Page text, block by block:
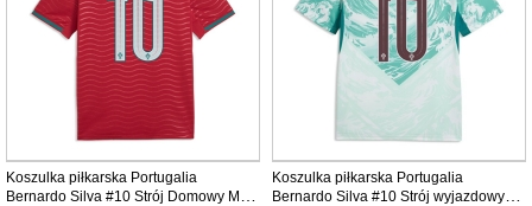
Koszulka piłkarska Portugalia
Bernardo Silva #10 Strój Domowy MŚ
Koszulka piłkarska Portugalia
Bernardo Silva #10 Strój wyjazdowy